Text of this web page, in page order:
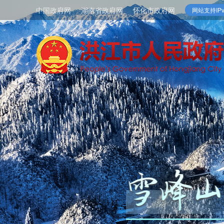
中国政府网 湖南省政府网 怀化市政府网 网站支持